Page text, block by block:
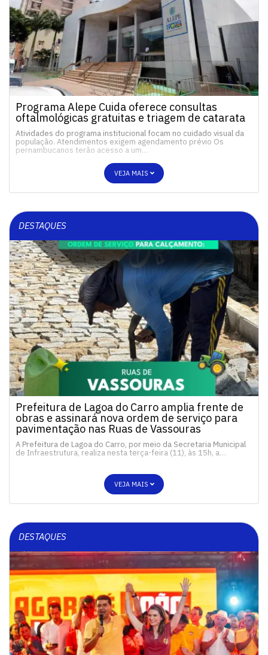
Programa Alepe Cuida oferece consultas
oftalmológicas gratuitas e triagem de catarata
Atividades do programa institucional focam no cuidado visual da
população. Atendimentos exigem agendamento prévio Os
pernambucanos terão acesso a um…
VEJA MAIS
DESTAQUES
Prefeitura de Lagoa do Carro amplia frente de
obras e assinará nova ordem de serviço para
pavimentação nas Ruas de Vassouras
A Prefeitura de Lagoa do Carro, por meio da Secretaria Municipal
de Infraestrutura, realiza nesta terça-feira (11), às 15h, a…
VEJA MAIS
DESTAQUES